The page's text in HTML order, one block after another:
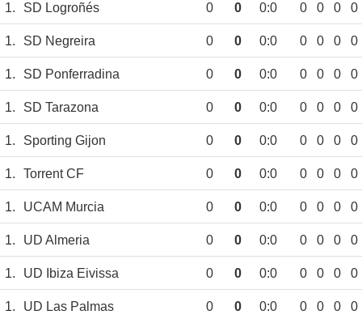
1. SD Logroñés 0 0 0:0 0 0 0 0
1. SD Negreira 0 0 0:0 0 0 0 0
1. SD Ponferradina 0 0 0:0 0 0 0 0
1. SD Tarazona 0 0 0:0 0 0 0 0
1. Sporting Gijon 0 0 0:0 0 0 0 0
1. Torrent CF 0 0 0:0 0 0 0 0
1. UCAM Murcia 0 0 0:0 0 0 0 0
1. UD Almeria 0 0 0:0 0 0 0 0
1. UD Ibiza Eivissa 0 0 0:0 0 0 0 0
1. UD Las Palmas 0 0 0:0 0 0 0 0